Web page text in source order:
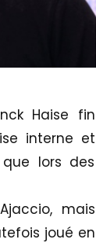
Haise fin
interne et
lors des
mais
joué en